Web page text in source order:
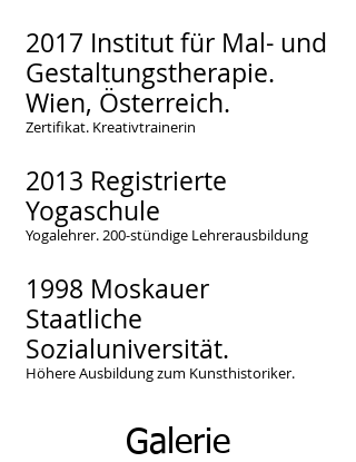
2017 Institut für Mal- und
Gestaltungstherapie.
Wien, Österreich.
Zertifikat. Kreativtrainerin
2013 Registrierte
Yogaschule
Yogalehrer. 200-stündige Lehrerausbildung
1998 Moskauer
Staatliche
Sozialuniversität.
Höhere Ausbildung zum Kunsthistoriker.
Galerie